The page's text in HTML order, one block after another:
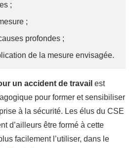
;
;
profondes ;
de la mesure envisagée.
un accident de travail est
pour former et sensibiliser
à la sécurité. Les élus du CSE
d’ailleurs être formé à cette
facilement l’utiliser, dans le